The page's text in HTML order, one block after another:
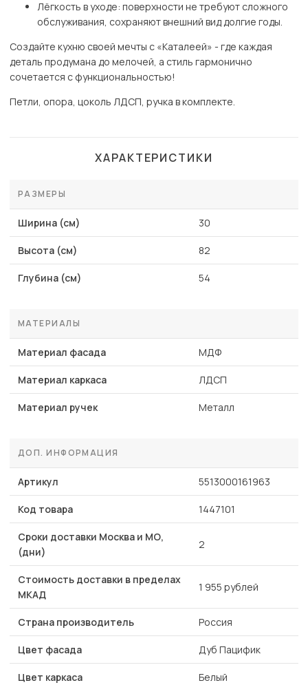
Лёгкость в уходе: поверхности не требуют сложного
обслуживания, сохраняют внешний вид долгие годы.
Создайте кухню своей мечты с «Каталеей» - где каждая
деталь продумана до мелочей, а стиль гармонично
сочетается с функциональностью!
Петли, опора, цоколь ЛДСП, ручка в комплекте.
ХАРАКТЕРИСТИКИ
РАЗМЕРЫ
Ширина (см) 30
Высота (см) 82
Глубина (см) 54
МАТЕРИАЛЫ
Материал фасада МДФ
Материал каркаса ЛДСП
Материал ручек Металл
ДОП. ИНФОРМАЦИЯ
Артикул 5513000161963
Код товара 1447101
Сроки доставки Москва и МО,
(дни)
2
Стоимость доставки в пределах
МКАД
1 955 рублей
Страна производитель Россия
Цвет фасада Дуб Пацифик
Цвет каркаса Белый